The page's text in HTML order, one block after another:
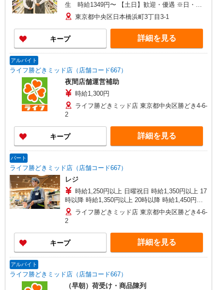
生 時給1349円〜 【土日】歓迎・優遇 ※日・
祝 時給＋50円 ※17:00〜21:45 時給＋100円
東京都中央区日本橋浜町3丁目3-1
キープ 詳細を見る
アルバイト
ライフ勝どきミッド店（店舗コード667）
夜間店舗運営補助
時給1,300円
ライフ勝どきミッド店 東京都中央区勝どき4-6-
2
キープ 詳細を見る
パート
ライフ勝どきミッド店（店舗コード667）
レジ
時給1,250円以上 日曜祝日 時給1,350円以上 17
時以降 時給1,350円以上 20時以降 時給1,450円以
上
ライフ勝どきミッド店 東京都中央区勝どき4-6-
2
キープ 詳細を見る
アルバイト
ライフ勝どきミッド店（店舗コード667）
（早朝）荷受け・商品陳列